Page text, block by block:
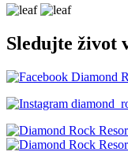
Sledujte život
Diamond